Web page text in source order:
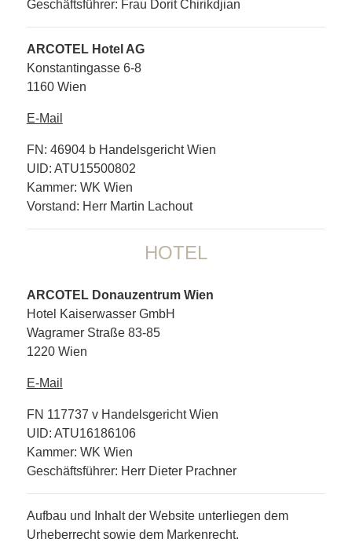
Geschäftsführer: Frau Dorit Chirikdjian
ARCOTEL Hotel AG
Konstantingasse 6-8
1160 Wien
E-Mail
FN: 46904 b Handelsgericht Wien
UID: ATU15500802
Kammer: WK Wien
Vorstand: Herr Martin Lachout
HOTEL
ARCOTEL Donauzentrum Wien
Hotel Kaiserwasser GmbH
Wagramer Straße 83-85
1220 Wien
E-Mail
FN 117737 v Handelsgericht Wien
UID: ATU16186106
Kammer: WK Wien
Geschäftsführer: Herr Dieter Prachner
Aufbau und Inhalt der Website unterliegen dem
Urheberrecht sowie dem Markenrecht.